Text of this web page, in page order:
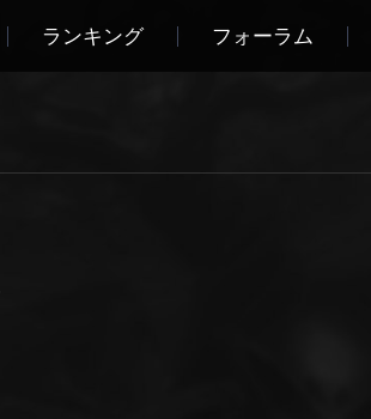
ランキング フォーラム